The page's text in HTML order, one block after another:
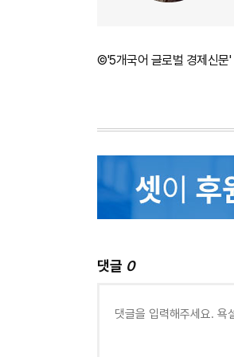
©'5개국어 글로벌 경제신문'
댓글 0